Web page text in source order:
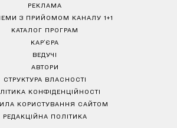
РЕКЛАМА
З ПРИЙОМОМ КАНАЛУ 1+1
КАТАЛОГ ПРОГРАМ
КАР’ЄРА
ВЕДУЧІ
АВТОРИ
СТРУКТУРА ВЛАСНОСТІ
КОНФІДЕНЦІЙНОСТІ
КОРИСТУВАННЯ САЙТОМ
РЕДАКЦІЙНА ПОЛІТИКА